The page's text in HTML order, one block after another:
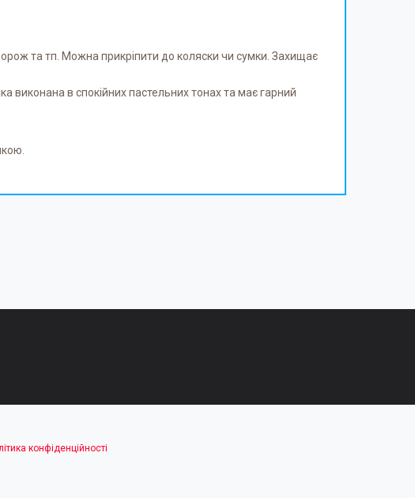
та тп. Можна прикріпити до коляски чи сумки. Захищає
виконана в спокійних пастельних тонах та має гарний
конфіденційності